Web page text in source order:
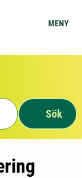
MENY
Sök